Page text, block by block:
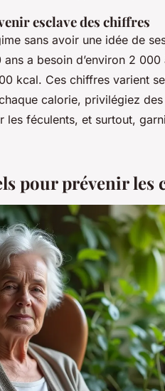
esclave des chiffres
sans avoir une idée de
a besoin d’environ 2
kcal. Ces chiffres varient
calorie, privilégiez
les féculents, et surtout,
pour prévenir les